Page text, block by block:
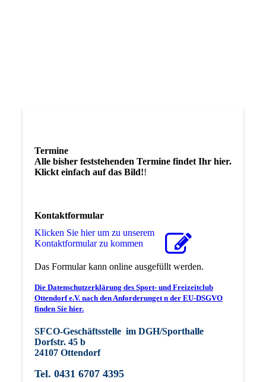
Termine
Alle bisher feststehenden Termine findet Ihr hier.
Klickt einfach auf das Bild!!
Kontaktformular
Klicken Sie hier um zu unserem
Kon­takt­for­mu­lar zu kommen
Das Formular kann online ausgefüllt werden.
Die Datenschutzerklärung des Sport- und Freizeitclub
Ottendorf e.V. nach den Anforderunget n der EU-DSGVO
finden Sie hier.
SFCO-Geschäftsstelle im DGH/Sporthalle
Dorfstr. 45 b
24107 Ottendorf
Tel. 0431 6707 4395